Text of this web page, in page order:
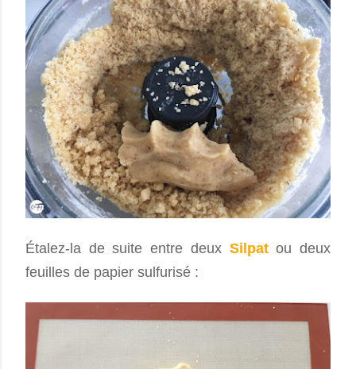
Étalez-la de suite entre deux Silpatou deux
feuilles de papier sulfurisé :